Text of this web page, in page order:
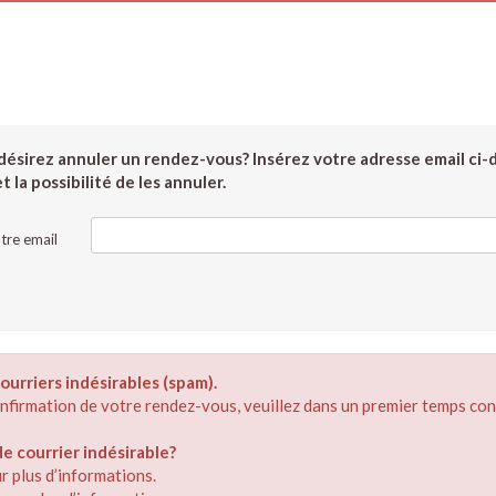
annuler un rendez-vous? Insérez votre adresse email ci-
la possibilité de les annuler.
email
indésirables (spam).
de votre rendez-vous, veuillez dans un premier temps
courrier indésirable?
plus d’informations.